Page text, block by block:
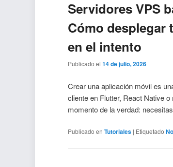
Servidores VPS
Cómo desplegar
en el intento
Publicado el14 de julio, 2026
Crear una aplicación móvil es
cliente en Flutter, React Native
momento de la verdad:
Publicado en Tutoriales | Etiquetado